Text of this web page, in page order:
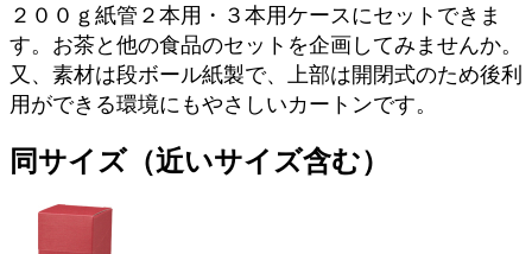
２００ｇ紙管２本用・３本用ケースにセットできま
す。お茶と他の食品のセットを企画してみませんか。
又、素材は段ボール紙製で、上部は開閉式のため後利
用ができる環境にもやさしいカートンです。
同サイズ（近いサイズ含む）